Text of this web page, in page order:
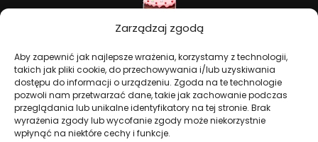
Zarządzaj zgodą
Aby zapewnić jak najlepsze wrażenia, korzystamy z technologii,
takich jak pliki cookie, do przechowywania i/lub uzyskiwania
dostępu do informacji o urządzeniu. Zgoda na te technologie
pozwoli nam przetwarzać dane, takie jak zachowanie podczas
przeglądania lub unikalne identyfikatory na tej stronie. Brak
wyrażenia zgody lub wycofanie zgody może niekorzystnie
wpłynąć na niektóre cechy i funkcje.
Dekoracje na torty i akcesoria imprezowe
KONTAKT I DANE FIRMOWE